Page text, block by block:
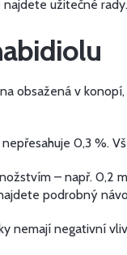
najdete užitečné rady.
obsažená v
0,3 %.
– např. 0,2
podrobný
nemají negativní